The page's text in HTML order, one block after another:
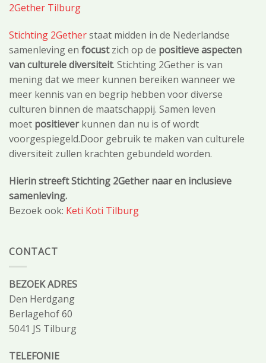
2Gether Tilburg
Stichting 2Getherstaat midden in de Nederlandse
samenleving en focustzich op de positieve aspecten
van culturele diversiteit. Stichting 2Gether is van
mening dat we meer kunnen bereiken wanneer we
meer kennis van en begrip hebben voor diverse
culturen binnen de maatschappij. Samen leven
moet positieverkunnen dan nu is of wordt
voorgespiegeld.Door gebruik te maken van culturele
diversiteit zullen krachten gebundeld worden.
Hierin streeft Stichting 2Gether naar en inclusieve
samenleving.
Bezoek ook: Keti Koti Tilburg
CONTACT
BEZOEK ADRES
Den Herdgang
Berlagehof 60
5041 JS Tilburg
TELEFONIE